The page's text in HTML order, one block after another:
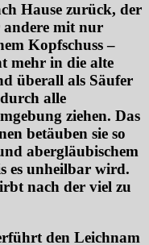
Hause zurück, der
andere mit nur
Kopfschuss –
mehr in die alte
überall als Säufer
alle
ziehen. Das
betäuben sie so
abergläubischem
es unheilbar wird.
nach der viel zu
den Leichnam